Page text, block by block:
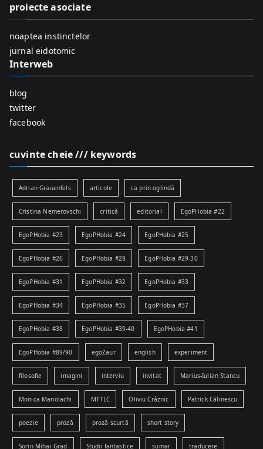
o
proiecte asociate
noaptea instinctelor
jurnal eidotomic
Interweb
blog
twitter
facebook
cuvinte cheie /// keywords
Adrian Grauenfels articole ca prin oglindă
Cristina Nemerovschi critică editorial EgoPHobia #22
EgoPHobia #23 EgoPHobia #24 EgoPHobia #25
EgoPHobia #26 EgoPHobia #28 EgoPHobia #29-30
EgoPHobia #31 EgoPHobia #32 EgoPHobia #33
EgoPHobia #34 EgoPHobia #35 EgoPHobia #37
EgoPHobia #38 EgoPHobia #39-40 EgoPHobia #41
EgoPHobia #89/90 egoZaur english experiment
filosofie imagini interviu invitat Marius-Iulian Stancu
Monica Manolachi MTTLC Oliviu Crâznic Patrick Călinescu
poezie proză proză scurtă short story
Sorin-Mihai Grad Studii fantastice sumar traducere